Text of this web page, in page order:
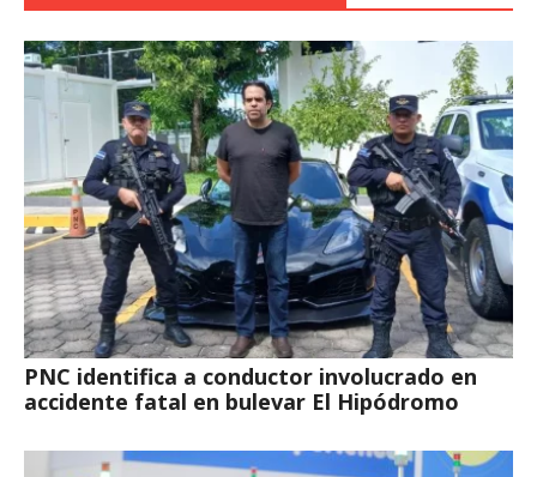
PNC identifica a conductor involucrado en
accidente fatal en bulevar El Hipódromo